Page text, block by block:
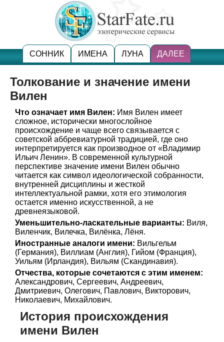
СОННИК ИМЕНА ЛУНА ДАЛЕЕ
Толкование и значение имени
Вилен
Что означает имя Вилен: Имя Вилен имеет
сложное, исторически многослойное
происхождение и чаще всего связывается с
советской аббревиатурной традицией, где оно
интерпретируется как производное от «Владимир
Ильич Ленин». В современной культурной
перспективе значение имени Вилен обычно
читается как символ идеологической собранности,
внутренней дисциплины и жесткой
интеллектуальной рамки, хотя его этимология
остается именно искусственной, а не
древнеязыковой.
Уменьшительно-ласкательные варианты: Виля,
Виленчик, Вилечка, Вилёнка, Лёня.
Иностранные аналоги имени: Вильгельм
(Германия), Виллиам (Англия), Гийом (Франция),
Уильям (Ирландия), Вильям (Скандинавия).
Отчества, которые сочетаются с этим именем:
Александрович, Сергеевич, Андреевич,
Дмитриевич, Олегович, Павлович, Викторович,
Николаевич, Михайлович.
История происхождения
имени Вилен